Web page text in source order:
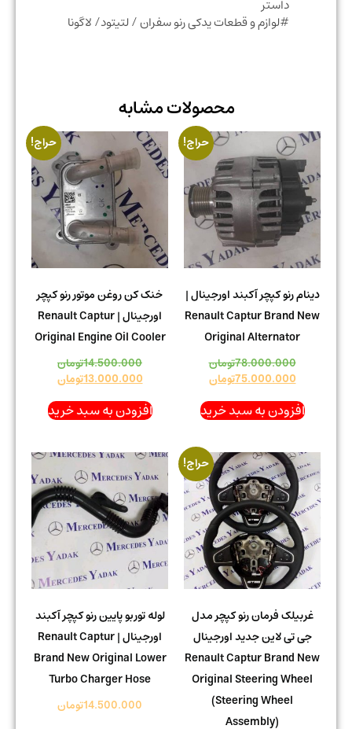
#لوازم و قطعات یدکی رنو سفران / لتیتود/ لاگونا
محصولات مشابه
حراج!
دینام رنو کپچر آکبند اورجینال |
Renault Captur Brand New
Original Alternator
78.000.000تومان
75.000.000تومان
افزودن به سبد خرید
حراج!
خنک کن روغن موتور رنو کپچر
اورجینال | Renault Captur
Original Engine Oil Cooler
14.500.000تومان
13.000.000تومان
افزودن به سبد خرید
حراج!
غربیلک فرمان رنو کپچر مدل
جی تی لاین جدید اورجینال
Renault Captur Brand New
Original Steering Wheel
(Steering Wheel
Assembly)
لوله توربو پایین رنو کپچر آکبند
اورجینال | Renault Captur
Brand New Original Lower
Turbo Charger Hose
14.500.000تومان